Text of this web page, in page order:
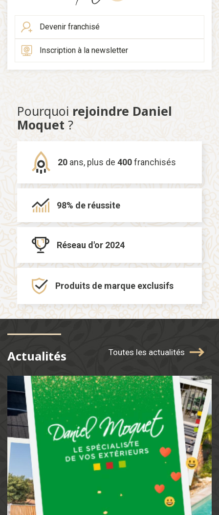
Devenir franchisé
Inscription à la newsletter
Pourquoi rejoindre Daniel
Moquet ?
20 ans, plus de 400franchisés
98% de réussite
Réseau d'or 2024
Produits de marque exclusifs
Actualités Toutes les actualités